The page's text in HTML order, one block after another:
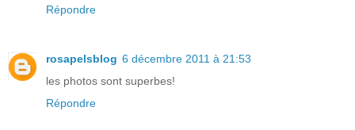
Répondre
rosapelsblog 6 décembre 2011 à 21:53
les photos sont superbes!
Répondre